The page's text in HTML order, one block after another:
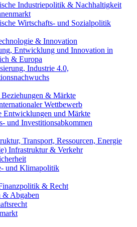
Industriepolitik & Nachhaltigkeit
Wirtschafts- und Sozialpolitik
& Innovation
Entwicklung und Innovation in
& Europa
Industrie 4.0,
& Märkte
Wettbewerb
Entwicklungen und Märkte
und Investitionsabkommen
Transport, Ressourcen, Energie
Infrastruktur & Verkehr
und Klimapolitik
& Recht
& Abgaben